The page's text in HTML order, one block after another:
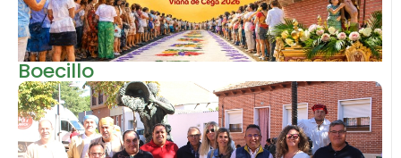
Boecillo